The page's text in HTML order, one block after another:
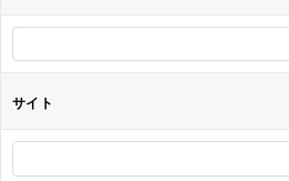
ン
サイト